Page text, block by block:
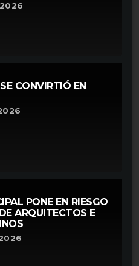
CONVIRTIÓ EN
PONE EN RIESGO
ARQUITECTOS E